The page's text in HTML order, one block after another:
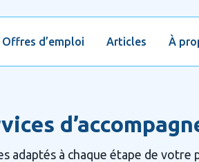
Offres d’emploi Articles À
adaptés à chaque étape de